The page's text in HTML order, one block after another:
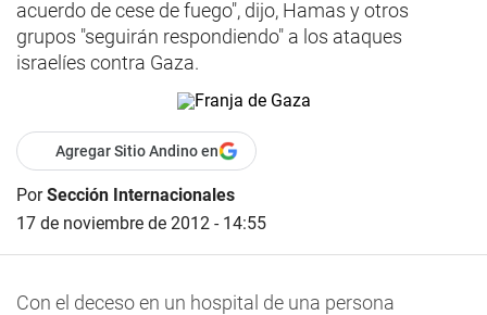
acuerdo de cese de fuego", dijo, Hamas y otros
grupos "seguirán respondiendo" a los ataques
israelíes contra Gaza.
Agregar Sitio Andino en
PorSección Internacionales
17 de noviembre de 2012 - 14:55
Con el deceso en un hospital de una persona